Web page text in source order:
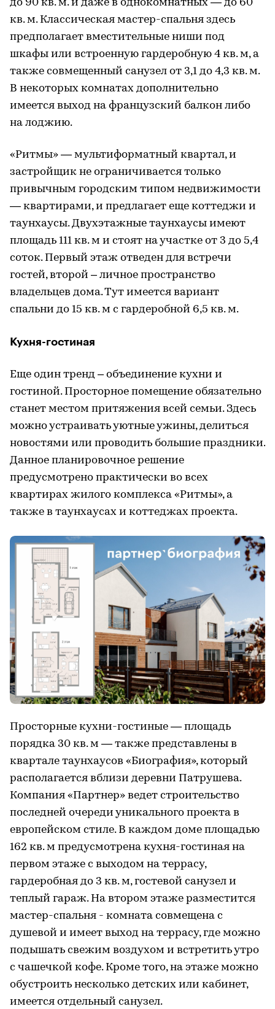
до 90 кв. м. и даже в однокомнатных — до 60
кв. м. Классическая мастер-спальня здесь
предполагает вместительные ниши под
шкафы или встроенную гардеробную 4 кв. м, а
также совмещенный санузел от 3,1 до 4,3 кв. м.
В некоторых комнатах дополнительно
имеется выход на французский балкон либо
на лоджию.
«Ритмы» — мультиформатный квартал, и
застройщик не ограничивается только
привычным городским типом недвижимости
— квартирами, и предлагает еще коттеджи и
таунхаусы. Двухэтажные таунхаусы имеют
площадь 111 кв. м и стоят на участке от 3 до 5,4
соток. Первый этаж отведен для встречи
гостей, второй – личное пространство
владельцев дома. Тут имеется вариант
спальни до 15 кв. м с гардеробной 6,5 кв. м.
Кухня-гостиная
Еще один тренд – объединение кухни и
гостиной. Просторное помещение обязательно
станет местом притяжения всей семьи. Здесь
можно устраивать уютные ужины, делиться
новостями или проводить большие праздники.
Данное планировочное решение
предусмотрено практически во всех
квартирах жилого комплекса «Ритмы», а
также в таунхаусах и коттеджах проекта.
Просторные кухни-гостиные — площадь
порядка 30 кв. м — также представлены в
квартале таунхаусов «Биография», который
располагается вблизи деревни Патрушева.
Компания «Партнер» ведет строительство
последней очереди уникального проекта в
европейском стиле. В каждом доме площадью
162 кв. м предусмотрена кухня-гостиная на
первом этаже с выходом на террасу,
гардеробная до 3 кв. м, гостевой санузел и
теплый гараж. На втором этаже разместится
мастер-спальня - комната совмещена с
душевой и имеет выход на террасу, где можно
подышать свежим воздухом и встретить утро
с чашечкой кофе. Кроме того, на этаже можно
обустроить несколько детских или кабинет,
имеется отдельный санузел.